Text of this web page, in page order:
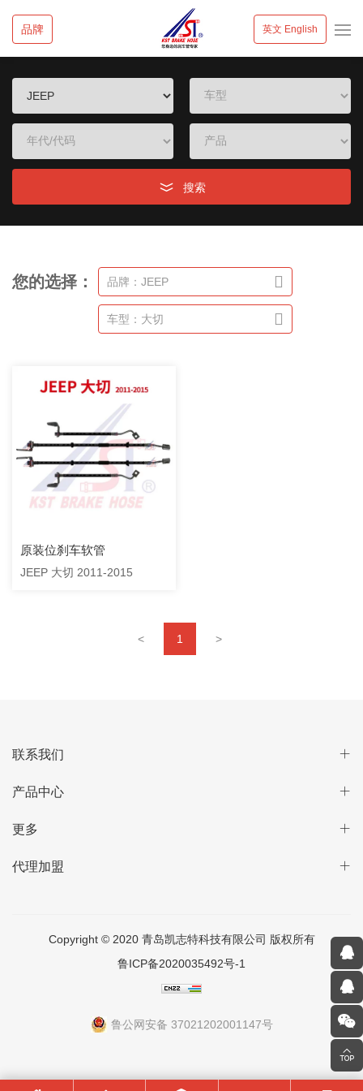
品牌 英文 English
搜索
您的选择： 品牌：JEEP
车型：大切
原装位刹车软管
JEEP 大切 2011-2015
< 1 >
联系我们
产品中心
更多
代理加盟
Copyright © 2020 青岛凯志特科技有限公司 版权所有
鲁ICP备2020035492号-1
鲁公网安备 37021202001147号